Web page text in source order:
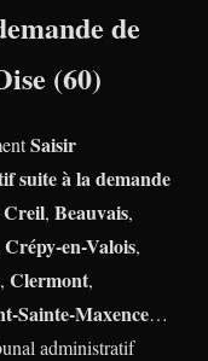
de
(60)
Saisir
suite à la demande
Creil, Beauvais,
Crépy-en-Valois,
, Clermont,
Sainte-Maxence…
administratif